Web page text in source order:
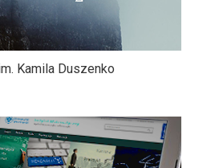
Kamila Duszenko